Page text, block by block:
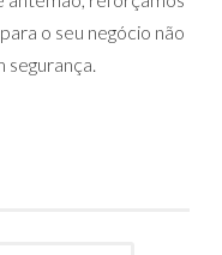
o seu negócio não
segurança.